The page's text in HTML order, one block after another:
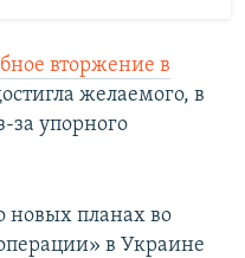
вторжение в
желаемого, в
за упорного
новых планах во
в Украине